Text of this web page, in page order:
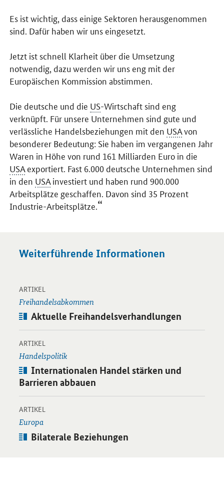
Es ist wichtig, dass einige Sektoren herausgenommen
sind. Dafür haben wir uns eingesetzt.
Jetzt ist schnell Klarheit über die Umsetzung
notwendig, dazu werden wir uns eng mit der
Europäischen Kommission abstimmen.
Die deutsche und die US-Wirtschaft sind eng
verknüpft. Für unsere Unternehmen sind gute und
verlässliche Handelsbeziehungen mit den USAvon
besonderer Bedeutung: Sie haben im vergangenen Jahr
Waren in Höhe von rund 161 Milliarden Euro in die
USAexportiert. Fast 6.000 deutsche Unternehmen sind
in den USAinvestiert und haben rund 900.000
Arbeitsplätze geschaffen. Davon sind 35 Prozent
Industrie-Arbeitsplätze.
Weiterführende Informationen
ARTIKEL
Freihandelsabkommen
Artikel:
Aktuelle Freihandelsverhandlungen
Öffnet Einzelsicht
ARTIKEL
Handelspolitik
Artikel:
Internationalen Handel stärken und
Barrieren abbauen
Öffnet Einzelsicht
ARTIKEL
Europa
Artikel:
Bilaterale Beziehungen
Öffnet Einzelsicht